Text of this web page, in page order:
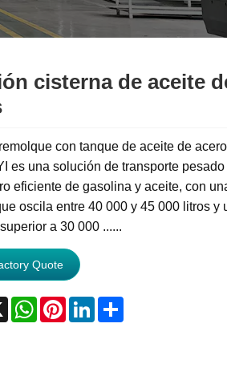
cisterna de aceite
con tanque de aceite de
es una solución de transporte pesado
eficiente de gasolina y aceite, con
oscila entre 40 000 y 45 000 litros y
a 30 000 ......
Quote
X WhatsApp
PinterestLinkedInShare